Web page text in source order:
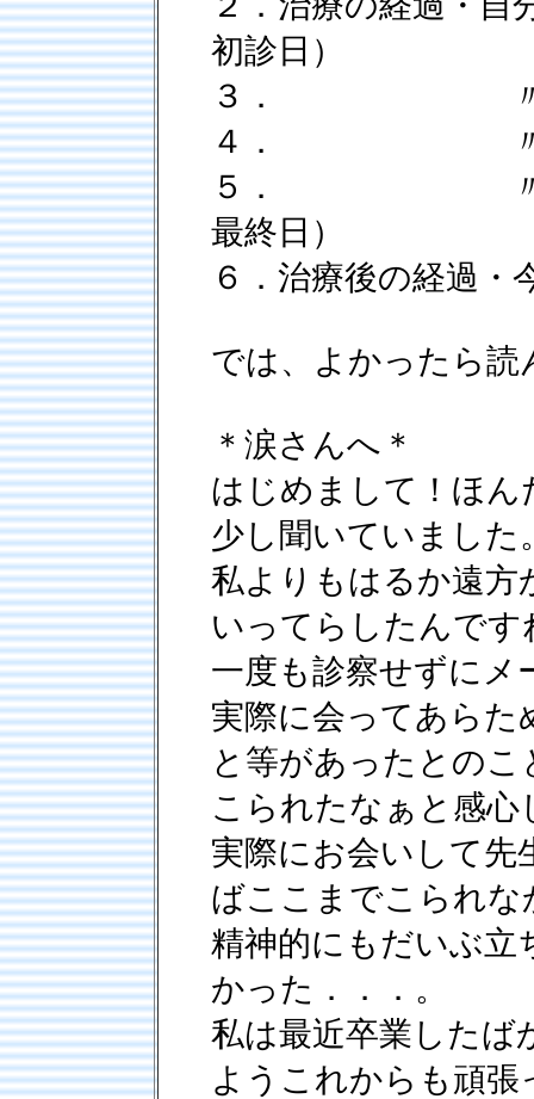
初診日）
３． 〃
４． 〃
５． 〃
最終日）
６．治療後の経過・
では、よかったら読
＊涙さんへ＊
はじめまして！ほ
少し聞いていました
私よりもはるか遠方
いってらしたんです
一度も診察せずにメ
実際に会ってあらた
と等があったとの
こられたなぁと感
実際にお会いして先
ばここまでこられ
精神的にもだいぶ立
かった．．．。
私は最近卒業したば
ようこれからも頑